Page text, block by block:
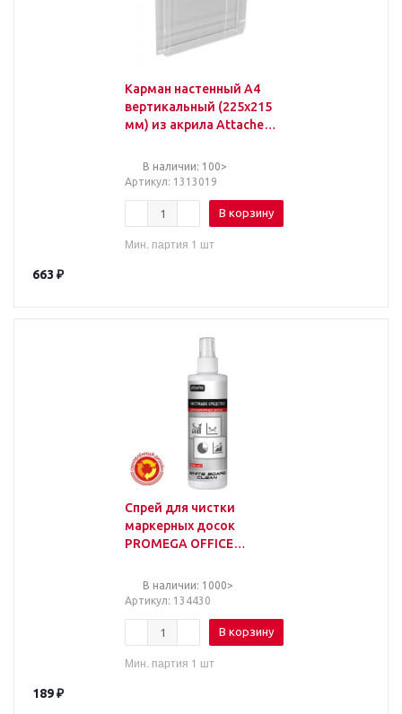
Карман настенный A4
вертикальный (225x215
мм) из акрила Attache
В наличии: 100>
Артикул: 1313019
В корзину
Мин. партия 1 шт
663 ₽
Спрей для чистки
маркерных досок
PROMEGA OFFICE
250мл."
В наличии: 1000>
Артикул: 134430
В корзину
Мин. партия 1 шт
189₽